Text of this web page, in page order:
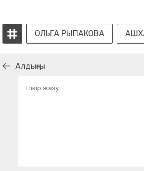
ОЛЬГА РЫПАКОВА
Алдыңғы